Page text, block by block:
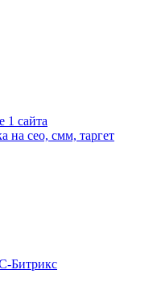
1 сайта
на сео, смм, таргет
Битрикс